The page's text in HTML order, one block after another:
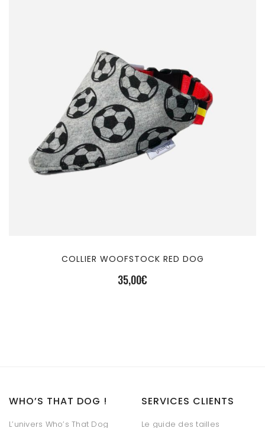
COLLIER WOOFSTOCK RED DOG
35,00€
WHO’S THAT DOG !
L’univers Who’s That Dog
SERVICES CLIENTS
Le guide des tailles